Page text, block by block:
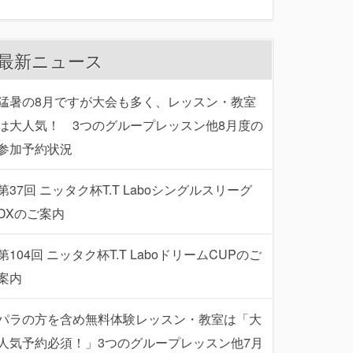
新ニュース
暑の8月ですが大会も多く、レッスン・教室
大人気！ 3つのグループレッスン他8月度の
加予約状況
37回 ニッタク杯T.T Laboシングルスリーグ
のご案内
104回 ニッタク杯T.T LaboドリームCUPのご
内
ラの方を含め無料体験レッスン・教室は「大
気予約必須！」3つのグループレッスン他7月